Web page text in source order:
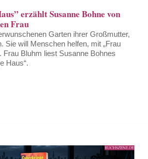
erzählt Susanne Bohne von
Frau
Garten ihrer Großmutter,
Sie will Menschen helfen, mit „Frau
Frau Bluhm liest Susanne Bohnes
Haus“.